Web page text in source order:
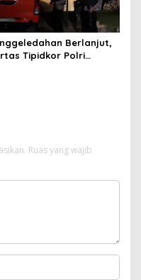
Berlanjut,
Tipidkor Polri
Ruas yang wajib